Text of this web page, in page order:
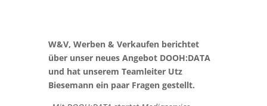
W&V, Werben & Verkaufen berichtet
über unser neues Angebot DOOH:DATA
und hat unserem Teamleiter Utz
Biesemann ein paar Fragen gestellt.